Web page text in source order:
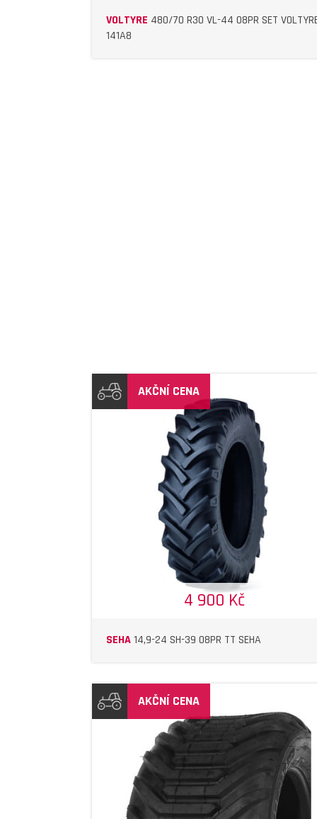
VOLTYRE 480/70 R30 VL-44 08PR SET
141A8
AKČNÍ CENA
4 900 Kč
SEHA14,9-24 SH-39 08PR TT SEHA
DETAIL
AKČNÍ CENA
DETAIL